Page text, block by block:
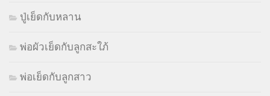
ปู่เย็ดกับหลาน
พ่อผัวเย็ดกับลูกสะใภ้
พ่อเย็ดกับลูกสาว